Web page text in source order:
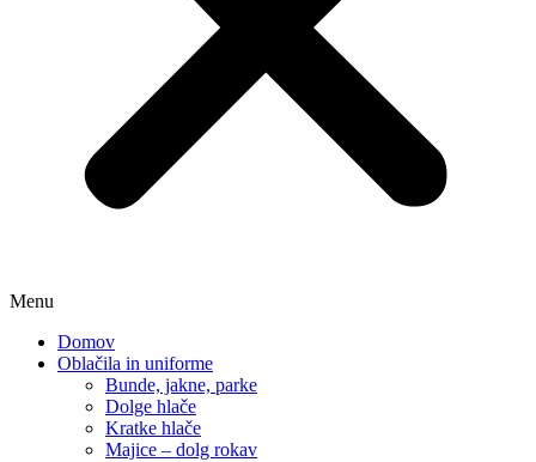
Menu
Domov
Oblačila in uniforme
Bunde, jakne, parke
Dolge hlače
Kratke hlače
Majice – dolg rokav